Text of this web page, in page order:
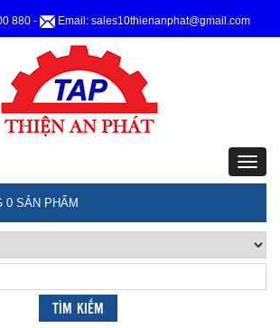
880 - Email: sales10thienanphat@gmail.com
0 SẢN PHẨM